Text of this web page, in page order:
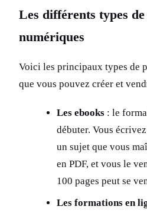
Les différents types
numériques
Voici les principaux types de
que vous pouvez créer et
Les ebooks : le
débuter. Vous
un sujet que vous
en PDF, et vous le
100 pages peut se
Les formations en